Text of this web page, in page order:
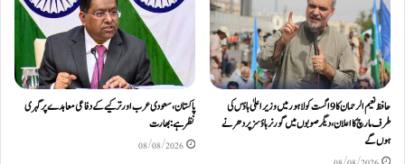
حافظ نعیم الرحمان کا 9 اگست کو لاہور میں وزیر اعلیٰ ہاؤس کی
طرف مارچ کا اعلان، دیگر صوبوں میں گورنر ہاؤسز پر دھرنے
ہوں گے
پاکستان، سعودی عرب اور ترکیے کے دفاعی معاہدے پر گہری
نظر ہے: بھارت
08/08/2026